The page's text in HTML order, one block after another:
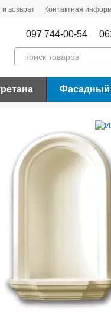
возврат Контактная
097 744-00-54
Фасадный